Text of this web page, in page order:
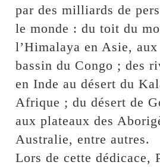
par des milliards de
le monde : du toit du
l’Himalaya en Asie,
bassin du Congo ; des
en Inde au désert du
Afrique ; du désert de
aux plateaux des
Australie, entre autres.
Lors de cette dédicace,